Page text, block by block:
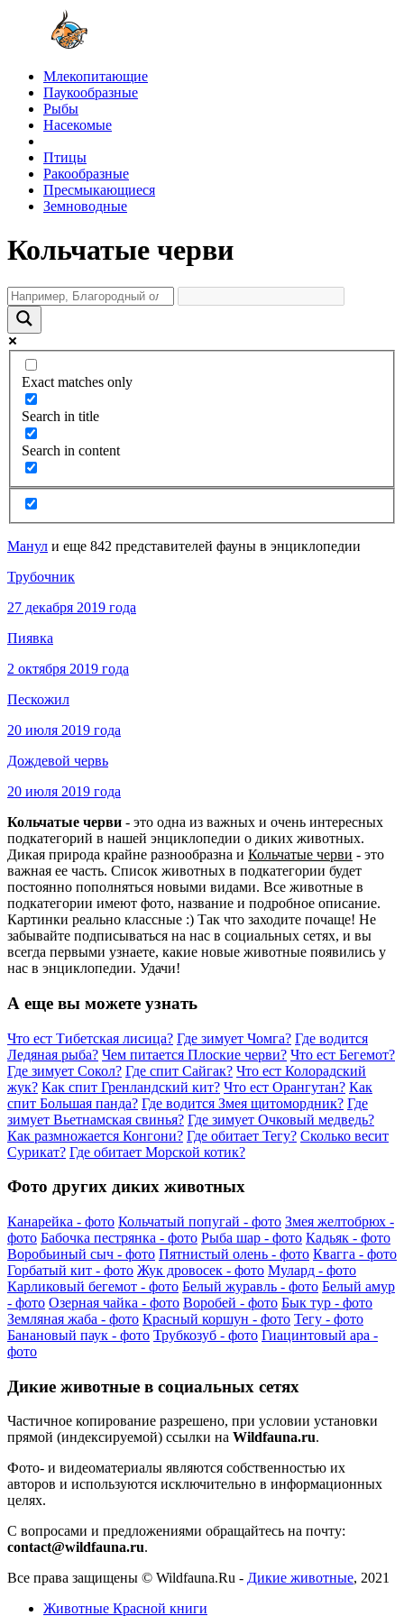
Млекопитающие
Паукообразные
Рыбы
Насекомые
Птицы
Ракообразные
Пресмыкающиеся
Земноводные
Кольчатые черви
Exact matches only
Search in title
Search in content
Манул и еще 842 представителей фауны в энциклопедии
Трубочник
27 декабря 2019 года
Пиявка
2 октября 2019 года
Пескожил
20 июля 2019 года
Дождевой червь
20 июля 2019 года
Кольчатые черви - это одна из важных и очень интересных
подкатегорий в нашей энциклопедии о диких животных.
Дикая природа крайне разнообразна и Кольчатые черви - это
важная ее часть. Список животных в подкатегории будет
постоянно пополняться новыми видами. Все животные в
подкатегории имеют фото, название и подробное описание.
Картинки реально классные :) Так что заходите почаще! Не
забывайте подписываться на нас в социальных сетях, и вы
всегда первыми узнаете, какие новые животные появились у
нас в энциклопедии. Удачи!
А еще вы можете узнать
Что ест Тибетская лисица? Где зимует Чомга? Где водится
Ледяная рыба? Чем питается Плоские черви? Что ест Бегемот?
Где зимует Сокол? Где спит Сайгак? Что ест Колорадский
жук? Как спит Гренландский кит? Что ест Орангутан? Как
спит Большая панда? Где водится Змея щитомордник? Где
зимует Вьетнамская свинья? Где зимует Очковый медведь?
Как размножается Конгони? Где обитает Тегу? Сколько весит
Сурикат? Где обитает Морской котик?
Фото других диких животных
Канарейка - фото Кольчатый попугай - фото Змея желтобрюх -
фото Бабочка пестрянка - фото Рыба шар - фото Кадьяк - фото
Воробьиный сыч - фото Пятнистый олень - фото Квагга - фото
Горбатый кит - фото Жук дровосек - фото Мулард - фото
Карликовый бегемот - фото Белый журавль - фото Белый амур
- фото Озерная чайка - фото Воробей - фото Бык тур - фото
Земляная жаба - фото Красный коршун - фото Тегу - фото
Банановый паук - фото Трубкозуб - фото Гиацинтовый ара -
фото
Дикие животные в социальных сетях
Частичное копирование разрешено, при условии установки
прямой (индексируемой) ссылки на Wildfauna.ru.
Фото- и видеоматериалы являются собственностью их
авторов и используются исключительно в информационных
целях.
С вопросами и предложениями обращайтесь на почту:
contact@wildfauna.ru.
Все права защищены © Wildfauna.Ru - Дикие животные, 2021
Животные Красной книги